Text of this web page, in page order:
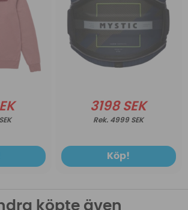
3198 SEK
4999 SEK
Köp!
köpte även